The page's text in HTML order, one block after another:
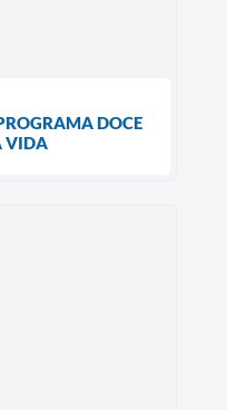
DOCE
VIDA